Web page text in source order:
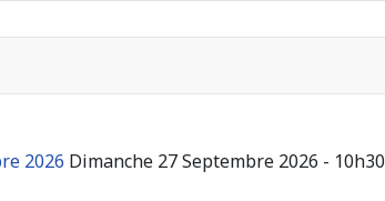
2026 Dimanche 27 Septembre 2026 - 10h30